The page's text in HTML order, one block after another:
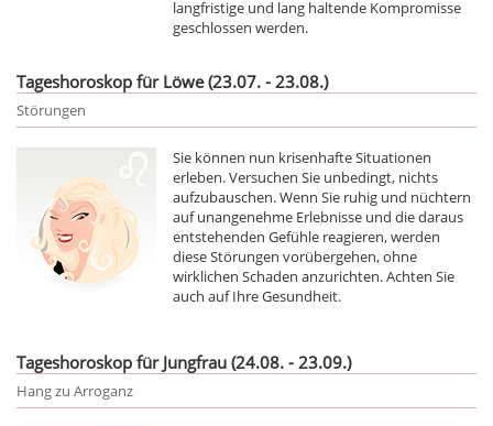
langfristige und lang haltende Kompromisse
geschlossen werden.
Tageshoroskop für Löwe (23.07. - 23.08.)
Störungen
Sie können nun krisenhafte Situationen
erleben. Versuchen Sie unbedingt, nichts
aufzubauschen. Wenn Sie ruhig und nüchtern
auf unangenehme Erlebnisse und die daraus
entstehenden Gefühle reagieren, werden
diese Störungen vorübergehen, ohne
wirklichen Schaden anzurichten. Achten Sie
auch auf Ihre Gesundheit.
Tageshoroskop für Jungfrau (24.08. - 23.09.)
Hang zu Arroganz